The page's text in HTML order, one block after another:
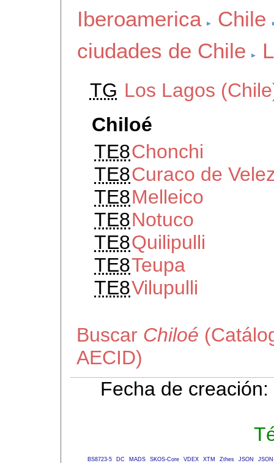
Iberoamerica
Chile
ciudades de Chile
TG Los Lagos
Chiloé
TE8Chonchi
TE8Curaco de
TE8Melleico
TE8Notuco
TE8Quilipulli
TE8Teupa
TE8Vilupulli
Buscar Chiloé
AECID)
Fecha de
BS8723-5 DC MADS SKOS-Core VDEX XTM Zthes JSON